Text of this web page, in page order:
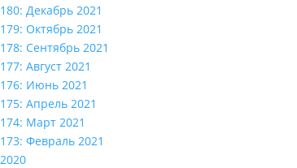
180: Декабрь 2021
179: Октябрь 2021
178: Сентябрь 2021
177: Август 2021
176: Июнь 2021
175: Апрель 2021
174: Март 2021
173: Февраль 2021
2020